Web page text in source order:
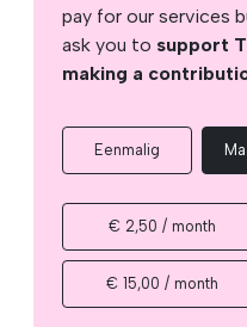
pay for our services
ask you to support
making a
Eenmalig
€ 2,50 / month
€ 15,00 / month